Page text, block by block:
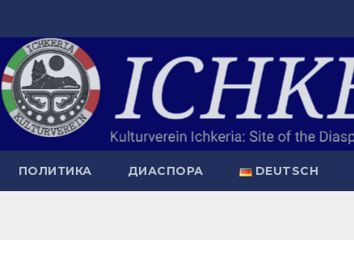
ПОЛИТИКА ДИАСПОРА DEUTSCH